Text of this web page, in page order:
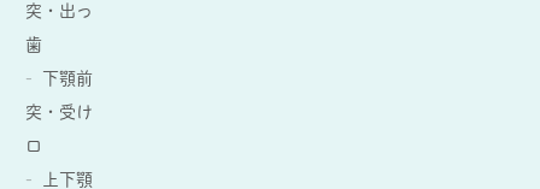
突・出っ
歯
下顎前
突・受け
口
上下顎